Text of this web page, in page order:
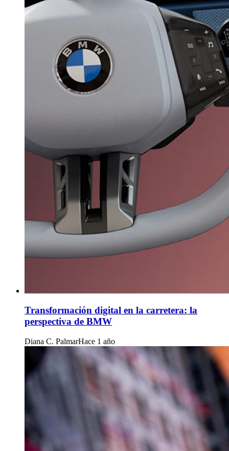
Transformación digital en la carretera: la
perspectiva de BMW
Diana C. PalmarHace 1 año